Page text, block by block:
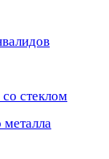
стеклом